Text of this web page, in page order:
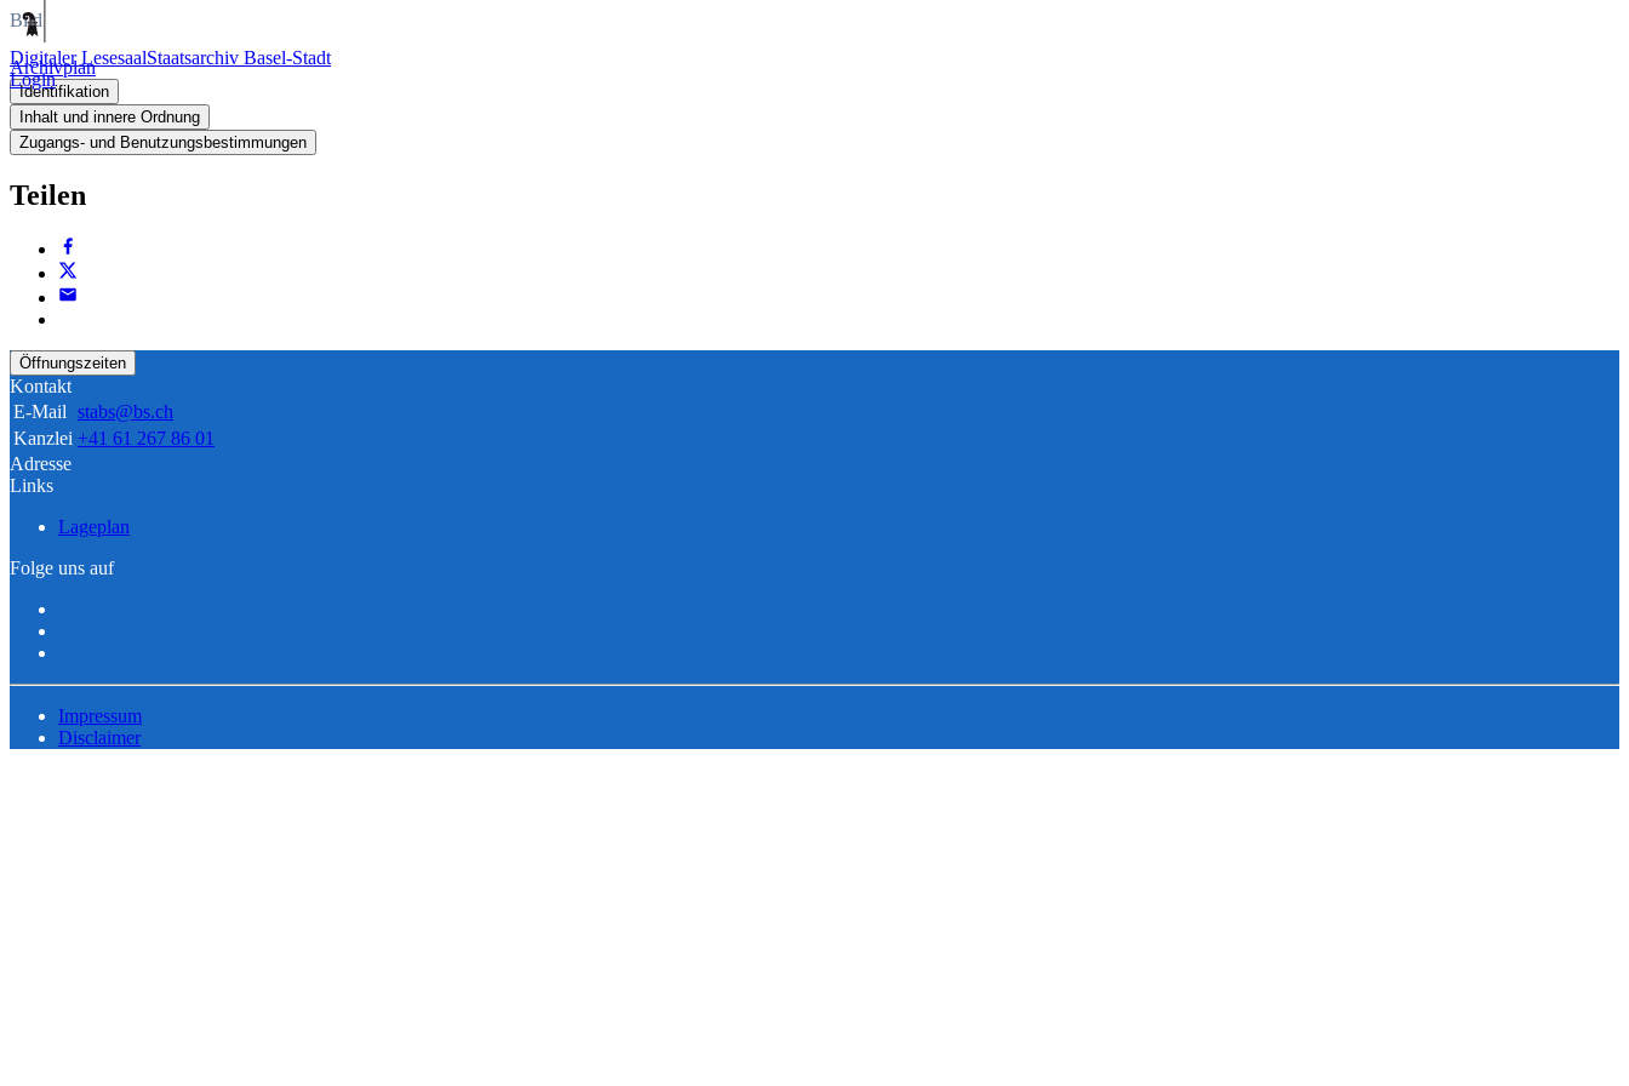
Digitaler LesesaalStaatsarchiv Basel-Stadt
Login
Bild
Archivplan
Identifikation
Inhalt und innere Ordnung
Zugangs- und Benutzungsbestimmungen
Teilen
Öffnungszeiten
Kontakt
E-Mail stabs@bs.ch
Kanzlei +41 61 267 86 01
Adresse
Links
Lageplan
Folge uns auf
Impressum
Disclaimer